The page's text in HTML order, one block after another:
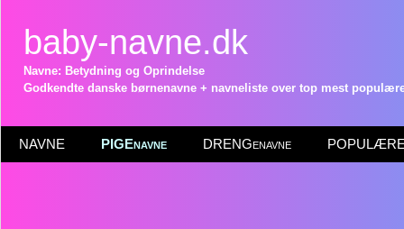
baby-navne.dk
Navne: Betydning og Oprindelse
Godkendte danske børnenavne + navneliste over top mest
NAVNE PIGEnavne DRENGenavne POPULÆRE